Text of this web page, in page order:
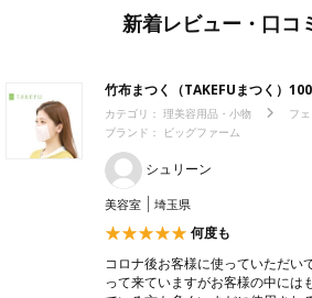
新着レビュー・口コ
竹布まつく（TAKEFUまつく）
カテゴリ： 理美容用品・小物
フ
ブランド：
ビッグファーム
シュリーン
美容室 埼玉県
何度も
コロナ後お客様に使っていただい
って来ていますがお客様の中には